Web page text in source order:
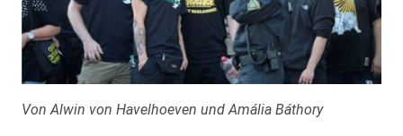
Von Alwin von Havelhoeven und Amália Báthory